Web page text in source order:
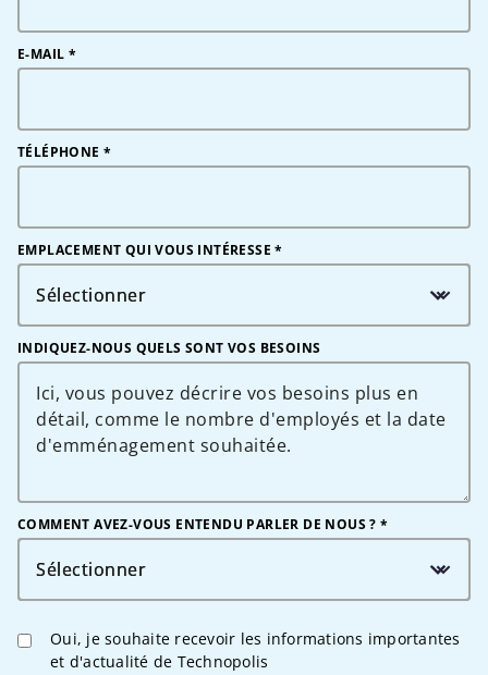
E-MAIL *
TÉLÉPHONE *
EMPLACEMENT QUI VOUS INTÉRESSE *
Sélectionner
INDIQUEZ-NOUS QUELS SONT VOS BESOINS
COMMENT AVEZ-VOUS ENTENDU PARLER DE NOUS ? *
Sélectionner
Oui, je souhaite recevoir les informations importantes
et d'actualité de Technopolis